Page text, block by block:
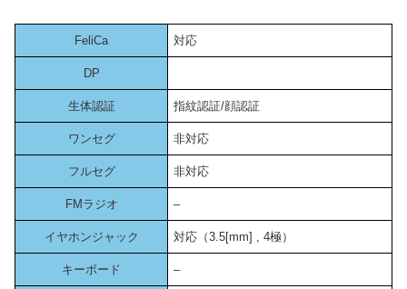
FeliCa 対応
DP
生体認証 指紋認証/顔認証
ワンセグ 非対応
フルセグ 非対応
FMラジオ –
イヤホンジャック 対応（3.5[mm] , 4極）
キーボード –